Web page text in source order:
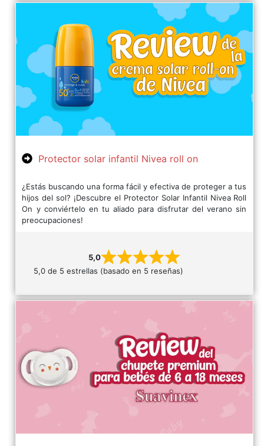
Protector solar infantil Nivea roll on
¿Estás buscando una forma fácil y efectiva de proteger a tus
hijos del sol? ¡Descubre el Protector Solar Infantil Nivea Roll
On y conviértelo en tu aliado para disfrutar del verano sin
preocupaciones!
5,0
5,0 de 5 estrellas (basado en 5 reseñas)